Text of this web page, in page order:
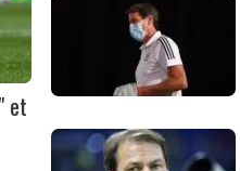
et